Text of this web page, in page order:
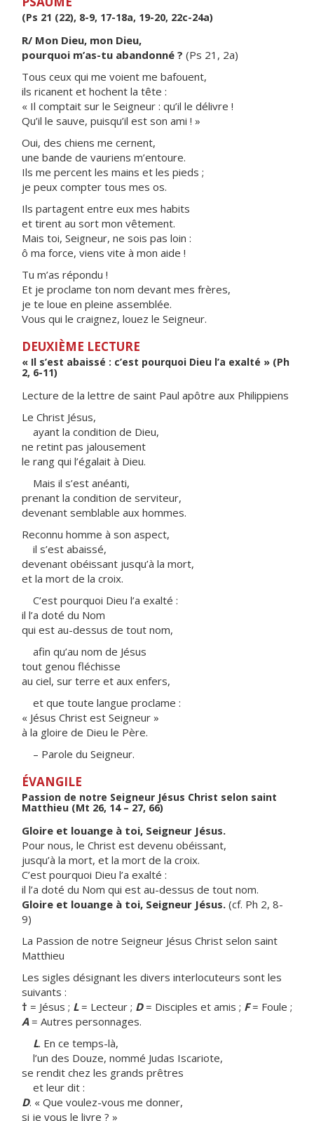
(Ps 21 (22), 8-9, 17-18a, 19-20, 22c-24a)
R/ Mon Dieu, mon Dieu,
pourquoi m’as-tu abandonné ? (Ps 21, 2a)
Tous ceux qui me voient me bafouent,
ils ricanent et hochent la tête :
« Il comptait sur le Seigneur : qu’il le délivre !
Qu’il le sauve, puisqu’il est son ami ! »
Oui, des chiens me cernent,
une bande de vauriens m’entoure.
Ils me percent les mains et les pieds ;
je peux compter tous mes os.
Ils partagent entre eux mes habits
et tirent au sort mon vêtement.
Mais toi, Seigneur, ne sois pas loin :
ô ma force, viens vite à mon aide !
Tu m’as répondu !
Et je proclame ton nom devant mes frères,
je te loue en pleine assemblée.
Vous qui le craignez, louez le Seigneur.
DEUXIÈME LECTURE
« Il s’est abaissé : c’est pourquoi Dieu l’a exalté » (Ph
2, 6-11)
Lecture de la lettre de saint Paul apôtre aux Philippiens
Le Christ Jésus,
ayant la condition de Dieu,
ne retint pas jalousement
le rang qui l’égalait à Dieu.
Mais il s’est anéanti,
prenant la condition de serviteur,
devenant semblable aux hommes.
Reconnu homme à son aspect,
il s’est abaissé,
devenant obéissant jusqu’à la mort,
et la mort de la croix.
C’est pourquoi Dieu l’a exalté :
il l’a doté du Nom
qui est au-dessus de tout nom,
afin qu’au nom de Jésus
tout genou fléchisse
au ciel, sur terre et aux enfers,
et que toute langue proclame :
« Jésus Christ est Seigneur »
à la gloire de Dieu le Père.
– Parole du Seigneur.
ÉVANGILE
Passion de notre Seigneur Jésus Christ selon saint
Matthieu (Mt 26, 14 – 27, 66)
Gloire et louange à toi, Seigneur Jésus.
Pour nous, le Christ est devenu obéissant,
jusqu’à la mort, et la mort de la croix.
C’est pourquoi Dieu l’a exalté :
il l’a doté du Nom qui est au-dessus de tout nom.
Gloire et louange à toi, Seigneur Jésus. (cf. Ph 2, 8-
9)
La Passion de notre Seigneur Jésus Christ selon saint
Matthieu
Les sigles désignant les divers interlocuteurs sont les
suivants :
† = Jésus ; L = Lecteur ; D= Disciples et amis ; F = Foule ;
A = Autres personnages.
L. En ce temps-là,
l’un des Douze, nommé Judas Iscariote,
se rendit chez les grands prêtres
et leur dit :
D. « Que voulez-vous me donner,
si je vous le livre ? »